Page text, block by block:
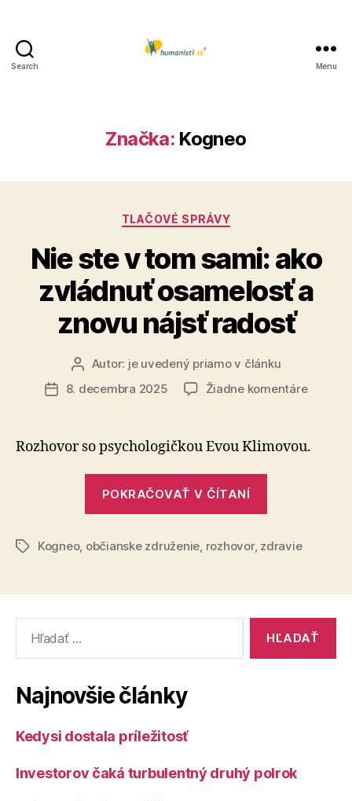
Search Menu
Značka: Kogneo
Kategórie
TLAČOVÉ SPRÁVY
Nie ste v tom sami: ako
zvládnuť osamelosť a
znovu nájsť radosť
Autor
článku
Autor: je uvedený priamo v článku
Dátum8. decembra 2025 Žiadne komentárena
radosť
Rozhovor so psychologičkou Evou Klimovou.
POKRAČOVAŤ V ČÍTANÍ
tom
ako
osamelosť
ZnačkyKogneo, občianske združenie, rozhovor, zdravie
Najnovšie články
Kedysi dostala príležitosť
Investorov čaká turbulentný druhý polrok